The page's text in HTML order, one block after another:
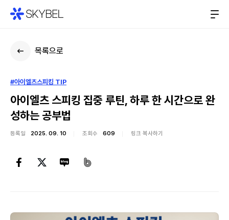
목록으로
#아이엘츠스피킹 TIP
아이엘츠 스피킹 집중 루틴, 하루 한 시간으로 완
성하는 공부법
등록일 2025. 09. 10 조회수 609 링크 복사하기